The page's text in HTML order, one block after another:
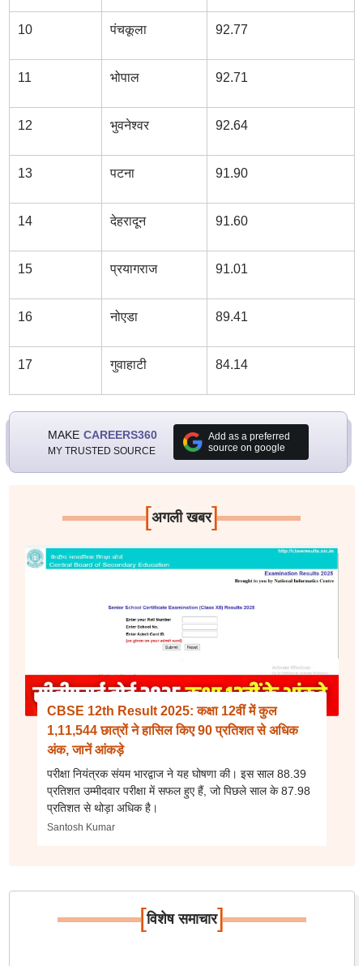
10 पंचकूला 92.77
11 भोपाल 92.71
12 भुवनेश्वर 92.64
13 पटना 91.90
14 देहरादून 91.60
15 प्रयागराज 91.01
16 नोएडा 89.41
17 गुवाहाटी 84.14
MAKE CAREERS360
MY TRUSTED SOURCE
Add as a preferred
source on google
[अगली खबर]
CBSE 12th Result 2025: कक्षा 12वीं में कुल
1,11,544 छात्रों ने हासिल किए 90 प्रतिशत से अधिक
अंक, जानें आंकड़े
परीक्षा नियंत्रक संयम भारद्वाज ने यह घोषणा की। इस साल 88.39
प्रतिशत उम्मीदवार परीक्षा में सफल हुए हैं, जो पिछले साल के 87.98
प्रतिशत से थोड़ा अधिक है।
Santosh Kumar
[विशेष समाचार]